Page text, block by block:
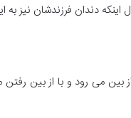
دندان فرزندشان نیز
می رود و با از بین رفتن